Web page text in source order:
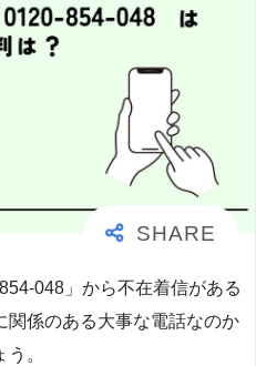
048」から不在着信がある
関係のある大事な電話なのか
。